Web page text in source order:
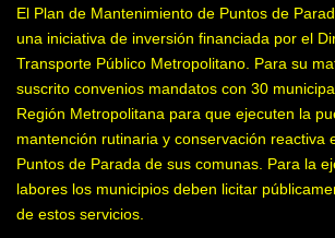
El Plan de Mantenimiento de Puntos de
una iniciativa de inversión financiada por el
Transporte Público Metropolitano. Para su
suscrito convenios mandatos con 30
Región Metropolitana para que ejecuten la
mantención rutinaria y conservación reactiva
Puntos de Parada de sus comunas. Para la
labores los municipios deben licitar
de estos servicios.